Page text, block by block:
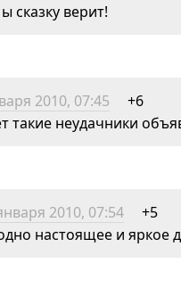
сказку верит!
2010, 07:45
+6
такие неудачники
2010, 07:54
+5
настоящее и яркое